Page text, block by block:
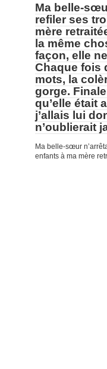
Ma belle-
refiler ses
mère
la même
façon, elle
Chaque fois
mots, la
gorge.
qu’elle était
j’allais lui
n’oublierait
Ma belle-sœur
enfants à ma mère